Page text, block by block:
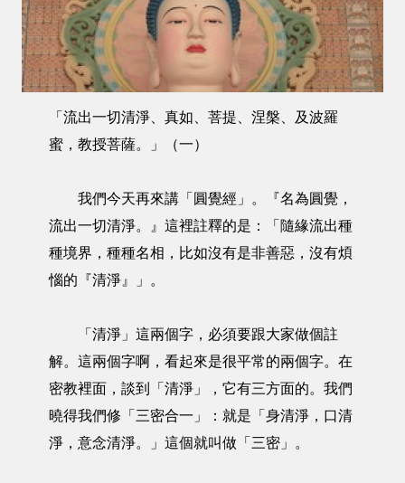
「流出一切清淨、真如、菩提、涅槃、及波羅
蜜，教授菩薩。」（一）
我們今天再來講「圓覺經」。『名為圓覺，
流出一切清淨。』這裡註釋的是：「隨緣流出種
種境界，種種名相，比如沒有是非善惡，沒有煩
惱的『清淨』」。
「清淨」這兩個字，必須要跟大家做個註
解。這兩個字啊，看起來是很平常的兩個字。在
密教裡面，談到「清淨」，它有三方面的。我們
曉得我們修「三密合一」：就是「身清淨，口清
淨，意念清淨。」這個就叫做「三密」。